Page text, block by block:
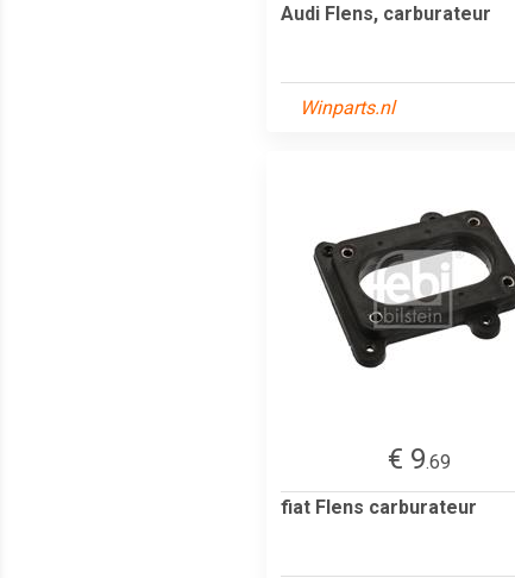
Audi Flens, carburateur
Winparts.nl
€ 9.69
fiat Flens carburateur